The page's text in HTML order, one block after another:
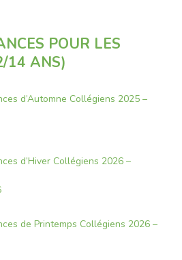
POUR LES
14 ANS)
d’Automne Collégiens 2025 –
d’Hiver Collégiens 2026 –
de Printemps Collégiens 2026 –